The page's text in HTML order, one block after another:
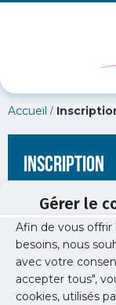
Gérer le
Afin de vous offrir
besoins, nous
avec votre
accepter tous",
cookies, utilisés
Accueil /
Inscription
[wppb-register
idf.org/